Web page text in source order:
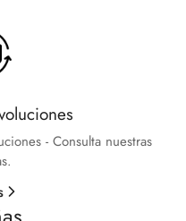
- Consulta nuestras